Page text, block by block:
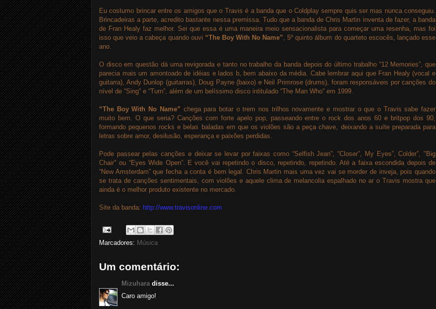
Eu costumo brincar entre os amigos que o Travis é a banda que o Coldplay sempre quis ser mas nunca conseguiu.
Brincadeiras a parte, acredito bastante nessa premissa. Tudo que a banda de Chris Martin inventa de fazer, a banda
de Fran Healy faz melhor. Sei que essa é uma maneira meio sensacionalista para começar uma resenha, mas foi
isso que veio a cabeça quando ouvi “The Boy With No Name”, 5º quinto álbum do quarteto escocês, lançado esse
ano.
O disco em questão dá uma revigorada e tanto no trabalho da banda depois do último trabalho “12 Memories”, que
parecia mais um amontoado de idéias e lados b, bem abaixo da média. Cabe lembrar aqui que Fran Healy (vocal e
guitarra), Andy Dunlop (guitarras), Doug Payne (baixo) e Neil Primrose (drums), foram responsáveis por canções do
nível de “Sing” e “Turn”, além de um belíssimo disco intitulado “The Man Who” em 1999.
“The Boy With No Name” chega para botar o trem nos trilhos novamente e mostrar o que o Travis sabe fazer
muito bem. O que seria? Canções com forte apelo pop, passeando entre o rock dos anos 60 e britpop dos 90,
formando pequenos rocks e belas baladas em que os violões são a peça chave, deixando a suíte preparada para
letras sobre amor, desilusão, esperança e paixões perdidas.
Pode passear pelas canções e deixar se levar por faixas como “Selfish Jean”, “Closer”, My Eyes”, Colder”, "Big
Chair" ou “Eyes Wide Open”. E você vai repetindo o disco, repetindo, repetindo. Até a faixa escondida depois de
“New Amsterdam” que fecha a conta é bem legal. Chris Martin mais uma vez vai se morder de inveja, pois quando
se trata de canções sentimentais, com violões e aquele clima de melancolia espalhado no ar o Travis mostra que
ainda é o melhor produto existente no mercado.
Site da banda: http://www.travisonline.com
Marcadores: Música
Um comentário:
Mizuhara disse...
Caro amigo!